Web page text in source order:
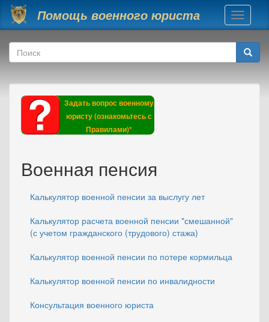
Перейти к основному содержанию
Помощь военного юриста
Toggle
Форма поиска
Поиск
Задать вопрос военному
юристу (ознакомьтесь с
Правилами)*
Военная пенсия
Калькулятор военной пенсии за выслугу лет
Калькулятор расчета военной пенсии "смешанной"
(с учетом гражданского (трудового) стажа)
Калькулятор военной пенсии по потере кормильца
Калькулятор военной пенсии по инвалидности
Консультация военного юриста